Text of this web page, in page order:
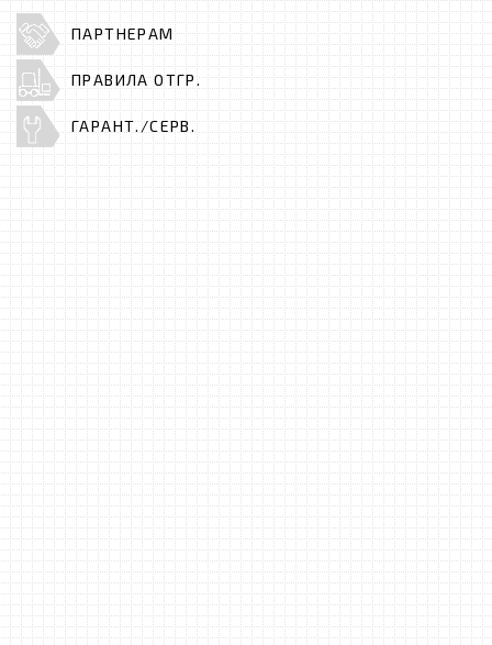
ПАРТНЕРАМ
ПРАВИЛА ОТГР.
ГАРАНТ./СЕРВ.